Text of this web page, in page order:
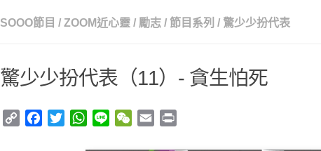
SOOO節目 / ZOOM近心靈 / 勵志 / 節目系列 / 驚少少扮代表
驚少少扮代表（11）- 貪生怕死
Copy
Facebook
TwitterWhatsApp
Line WeChat
Email